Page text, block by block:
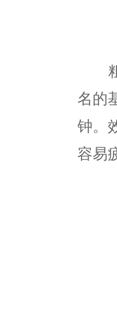
名的
钟。
容易